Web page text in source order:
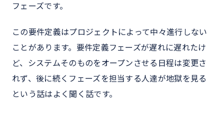
フェーズです。
この要件定義はプロジェクトによって中々進行しない
ことがあります。要件定義フェーズが遅れに遅れたけ
ど、システムそのものをオープンさせる日程は変更さ
れず、後に続くフェーズを担当する人達が地獄を見る
という話はよく聞く話です。